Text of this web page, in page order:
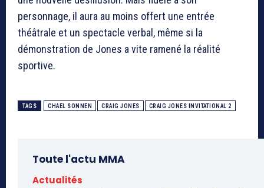
personnage, il aura au moins offert une entrée
théâtrale et un spectacle verbal, même si la
démonstration de Jones a vite ramené la réalité
sportive.
TAGS CHAEL SONNEN CRAIG JONES CRAIG JONES INVITATIONAL 2
Toute l'actu MMA
Actualités